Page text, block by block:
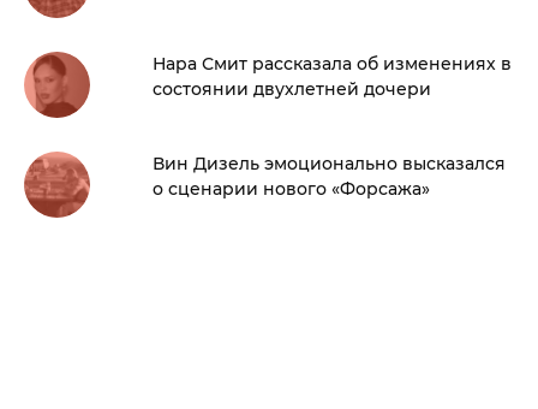
Нара Смит рассказала об изменениях в
состоянии двухлетней дочери
Вин Дизель эмоционально высказался
о сценарии нового «Форсажа»